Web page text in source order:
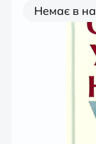
Немає в